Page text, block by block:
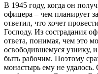
В 1945 году, когда он
офицера – чем планирует
ответил, что хочет
Господу. Из сострадания
ответа, понимая, чем это
освободившемуся узнику,
быть рабочим. Поэтому
монастырь ему не удалось.